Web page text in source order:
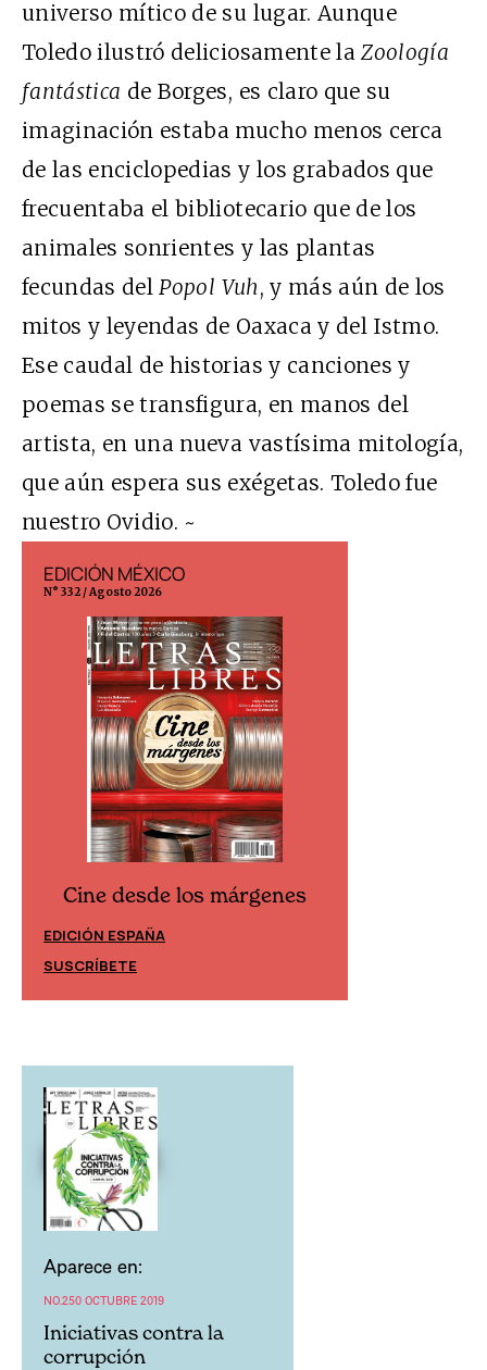
universo mítico de su lugar. Aunque
Toledo ilustró deliciosamente laZoología
fantástica de Borges, es claro que su
imaginación estaba mucho menos cerca
de las enciclopedias y los grabados que
frecuentaba el bibliotecario que de los
animales sonrientes y las plantas
fecundas delPopol Vuh, y más aún de los
mitos y leyendas de Oaxaca y del Istmo.
Ese caudal de historias y canciones y
poemas se transfigura, en manos del
artista, en una nueva vastísima mitología,
que aún espera sus exégetas. Toledo fue
nuestro Ovidio. ~
EDICIÓN MÉXICO
N° 332 / Agosto 2026
Cine desde los márgenes
EDICIÓN ESPAÑA
SUSCRÍBETE
Aparece en:
NO.250 OCTUBRE 2019
Iniciativas contra la
corrupción